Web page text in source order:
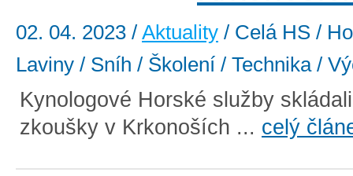
02. 04. 2023 / Aktuality / Celá HS /
Laviny / Sníh / Školení / Technika /
Kynologové Horské služby
zkoušky v Krkonoších ... celý